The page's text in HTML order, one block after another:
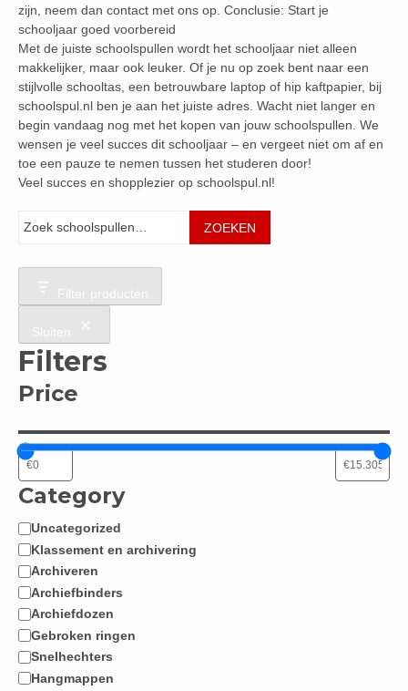
zijn, neem dan contact met ons op. Conclusie: Start je
schooljaar goed voorbereid
Met de juiste schoolspullen wordt het schooljaar niet alleen
makkelijker, maar ook leuker. Of je nu op zoek bent naar een
stijlvolle schooltas, een betrouwbare laptop of hip kaftpapier, bij
schoolspul.nl ben je aan het juiste adres. Wacht niet langer en
begin vandaag nog met het kopen van jouw schoolspullen. We
wensen je veel succes dit schooljaar – en vergeet niet om af en
toe een pauze te nemen tussen het studeren door!
Veel succes en shopplezier op schoolspul.nl!
Zoeken
ZOEKEN
Filter producten
Sluiten
Filters
Price
Category
Categorie
Uncategorized
Klassement en archivering
Archiveren
Archiefbinders
Archiefdozen
Gebroken ringen
Snelhechters
Hangmappen